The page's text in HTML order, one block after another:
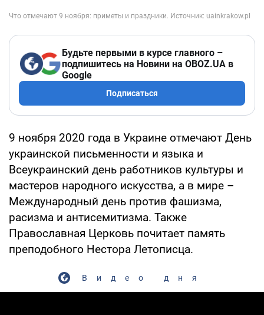
Будьте первыми в курсе главного –
подпишитесь на Новини на OBOZ.UA в
Google
Подписаться
9 ноября 2020 года в Украине отмечают День
украинской письменности и языка и
Всеукраинский день работников культуры и
мастеров народного искусства, а в мире –
Международный день против фашизма,
расизма и антисемитизма. Также
Православная Церковь почитает память
преподобного Нестора Летописца.
Видео дня